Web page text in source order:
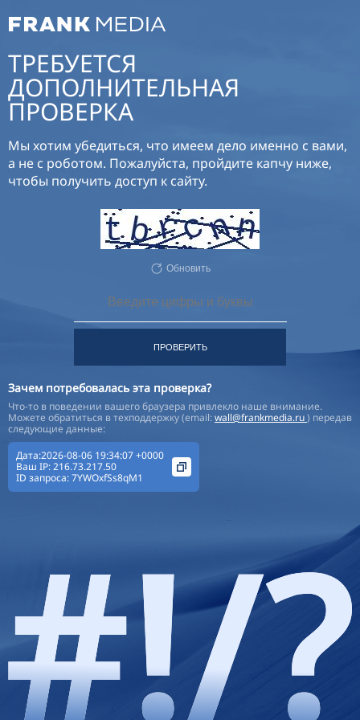
ТРЕБУЕТСЯ
ДОПОЛНИТЕЛЬНАЯ
ПРОВЕРКА
Мы хотим убедиться, что имеем дело именно с вами,
а не с роботом. Пожалуйста, пройдите капчу ниже,
чтобы получить доступ к сайту.
Обновить
ПРОВЕРИТЬ
Зачем потребовалась эта проверка?
Что-то в поведении вашего браузера привлекло наше внимание.
Можете обратиться в техподдержку (email:wall@frankmedia.ru) передав
следующие данные:
Дата:2026-08-06 19:34:07 +0000
Ваш IP:216.73.217.50
ID запроса:7YWOxfSs8qM1